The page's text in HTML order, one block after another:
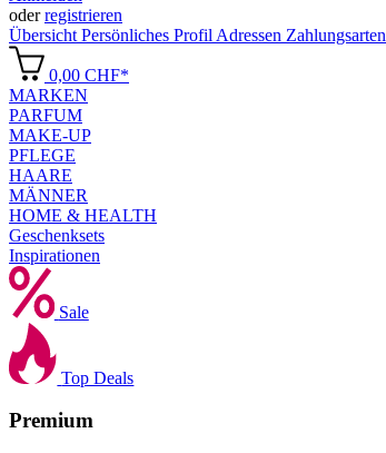
oderregistrieren
Übersicht Persönliches Profil Adressen Zahlungsarten
0,00 CHF*
MARKEN
PARFUM
MAKE-UP
PFLEGE
HAARE
MÄNNER
HOME & HEALTH
Geschenksets
Inspirationen
Sale
Top Deals
Premium